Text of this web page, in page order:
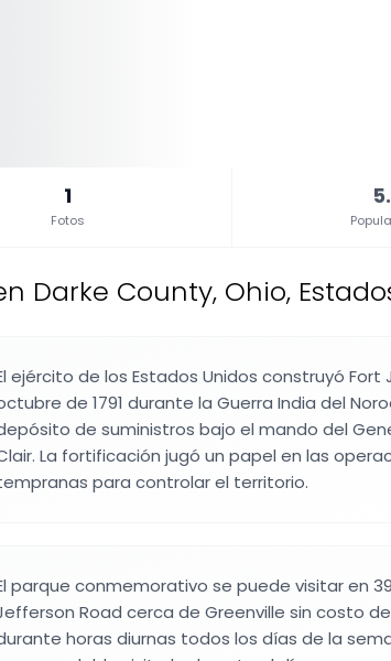
1
Fotos
County, Ohio,
ejército de los Estados Unidos construyó Fort
de 1791 durante la Guerra India del
de suministros bajo el mando del
La fortificación jugó un papel en las
para controlar el territorio.
parque conmemorativo se puede visitar en
Road cerca de Greenville sin costo
horas diurnas todos los días de la